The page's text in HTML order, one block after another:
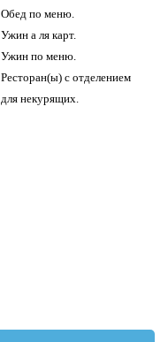
Обед по меню.
Ужин а ля карт.
Ужин по меню.
Ресторан(ы) с отделением
для некурящих.